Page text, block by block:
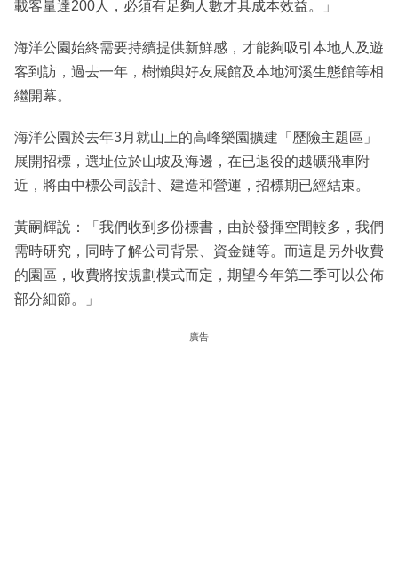
載客量達200人，必須有足夠人數才具成本效益。」
海洋公園始終需要持續提供新鮮感，才能夠吸引本地人及遊
客到訪，過去一年，樹懶與好友展館及本地河溪生態館等相
繼開幕。
海洋公園於去年3月就山上的高峰樂園擴建「歷險主題區」
展開招標，選址位於山坡及海邊，在已退役的越礦飛車附
近，將由中標公司設計、建造和營運，招標期已經結束。
黃嗣輝說：「我們收到多份標書，由於發揮空間較多，我們
需時研究，同時了解公司背景、資金鏈等。而這是另外收費
的園區，收費將按規劃模式而定，期望今年第二季可以公佈
部分細節。」
廣告